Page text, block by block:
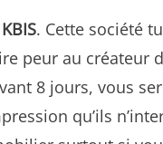
KBIS. Cette société
peur au créateur
8 jours, vous
qu’ils